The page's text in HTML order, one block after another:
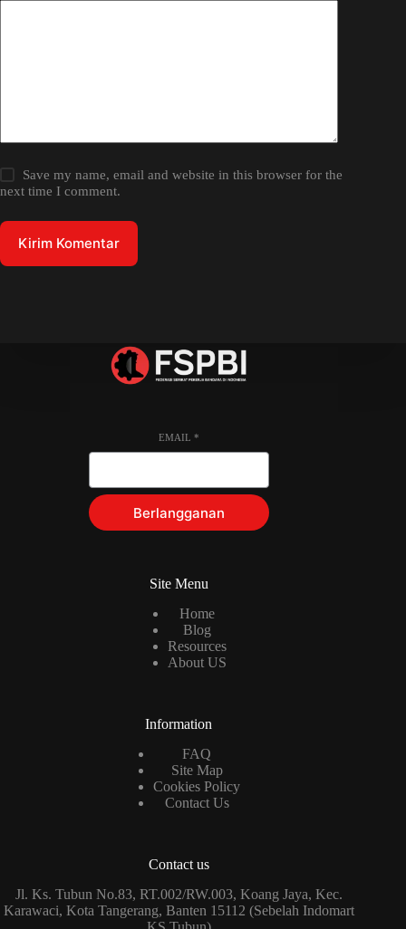
Save my name, email and website in this browser for the
next time I comment.
Kirim Komentar
EMAIL *
Berlangganan
Site Menu
Home
Blog
Resources
About US
Information
FAQ
Site Map
Cookies Policy
Contact Us
Contact us
Jl. Ks. Tubun No.83, RT.002/RW.003, Koang Jaya, Kec.
Karawaci, Kota Tangerang, Banten 15112 (Sebelah Indomart